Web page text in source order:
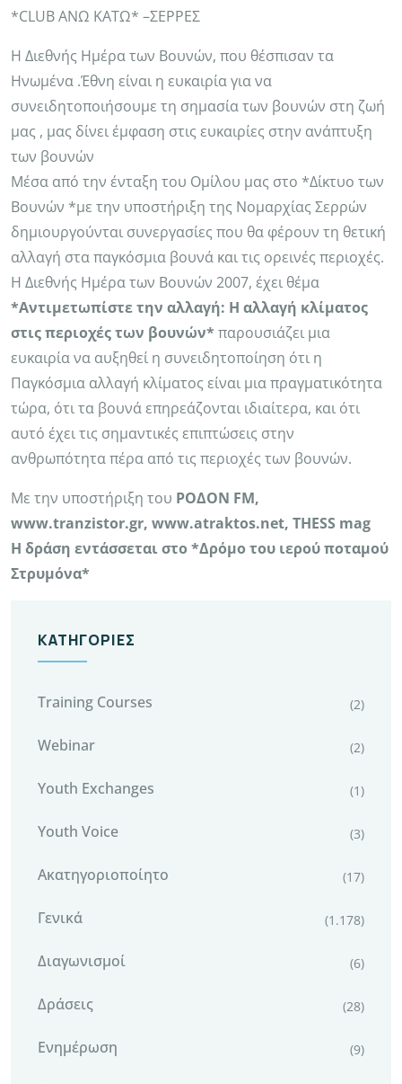
*CLUB ANΩ KATΩ* –ΣΕΡΡΕΣ
Η Διεθνής Ημέρα των Βουνών, που θέσπισαν τα
Ηνωμένα .Έθνη είναι η ευκαιρία για να
συνειδητοποιήσουμε τη σημασία των βουνών στη ζωή
μας , μας δίνει έμφαση στις ευκαιρίες στην ανάπτυξη
των βουνών
Μέσα από την ένταξη του Ομίλου μας στο *Δίκτυο των
Βουνών *με την υποστήριξη της Νομαρχίας Σερρών
δημιουργούνται συνεργασίες που θα φέρουν τη θετική
αλλαγή στα παγκόσμια βουνά και τις ορεινές περιοχές.
Η Διεθνής Ημέρα των Βουνών 2007, έχει θέμα
*Αντιμετωπίστε την αλλαγή: Η αλλαγή κλίματος
στις περιοχές των βουνών* παρουσιάζει μια
ευκαιρία να αυξηθεί η συνειδητοποίηση ότι η
Παγκόσμια αλλαγή κλίματος είναι μια πραγματικότητα
τώρα, ότι τα βουνά επηρεάζονται ιδιαίτερα, και ότι
αυτό έχει τις σημαντικές επιπτώσεις στην
ανθρωπότητα πέρα από τις περιοχές των βουνών.
Με την υποστήριξη του ΡΟΔΟΝ FM,
www.tranzistor.gr, www.atraktos.net, THESS mag
Η δράση εντάσσεται στο *Δρόμο του ιερού ποταμού
Στρυμόνα*
ΚΑΤΗΓΟΡΊΕΣ
Training Courses (2)
Webinar (2)
Youth Exchanges (1)
Youth Voice (3)
Ακατηγοριοποίητο (17)
Γενικά (1.178)
Διαγωνισμοί (6)
Δράσεις (28)
Ενημέρωση (9)